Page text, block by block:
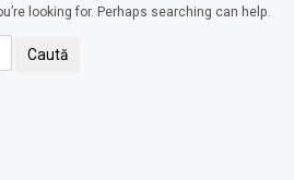
looking for. Perhaps searching can help.